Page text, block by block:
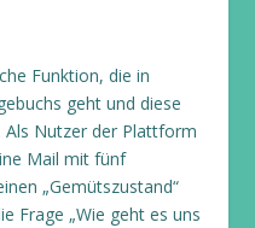
Funktion, die in
geht und diese
Als Nutzer der Plattform
Mail mit fünf
„Gemütszustand“
Frage „Wie geht es uns